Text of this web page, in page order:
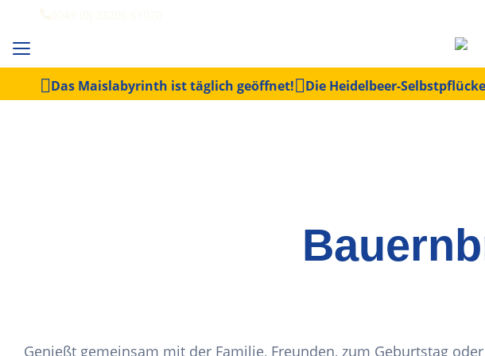
Das Maislabyrinth ist täglich geöffnet! Die Heidelbeer-
Genießt gemeinsam mit der Familie, Freunden, zum Geburtstag